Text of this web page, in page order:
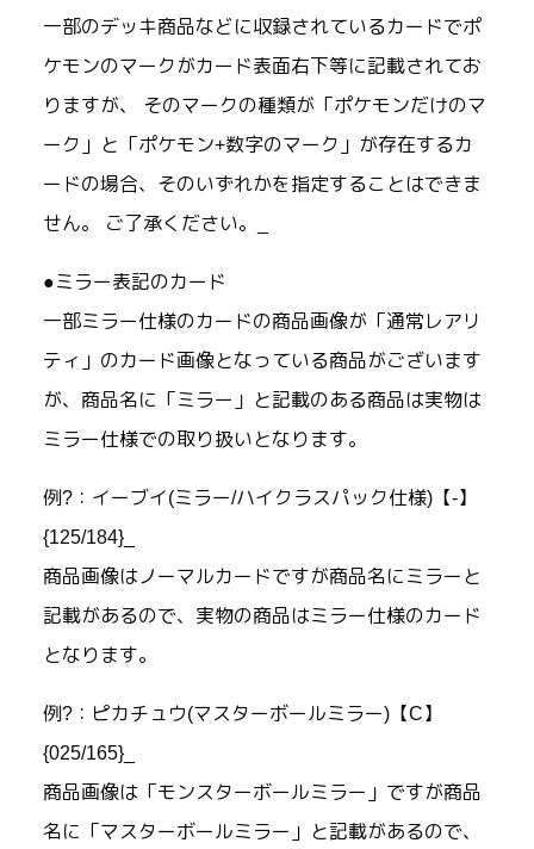
一部のデッキ商品などに収録されているカードでポ
ケモンのマークがカード表面右下等に記載されてお
りますが、 そのマークの種類が「ポケモンだけのマ
ーク」と「ポケモン+数字のマーク」が存在するカ
ードの場合、そのいずれかを指定することはできま
せん。 ご了承ください。_
●ミラー表記のカード
一部ミラー仕様のカードの商品画像が「通常レアリ
ティ」のカード画像となっている商品がございます
が、商品名に「ミラー」と記載のある商品は実物は
ミラー仕様での取り扱いとなります。
例?：イーブイ(ミラー/ハイクラスパック仕様)【-】
{125/184}_
商品画像はノーマルカードですが商品名にミラーと
記載があるので、実物の商品はミラー仕様のカード
となります。
例?：ピカチュウ(マスターボールミラー)【C】
{025/165}_
商品画像は「モンスターボールミラー」ですが商品
名に「マスターボールミラー」と記載があるので、